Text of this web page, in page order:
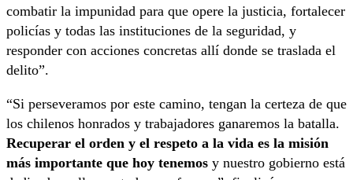
combatir la impunidad para que opere la justicia, fortalecer
policías y todas las instituciones de la seguridad, y
responder con acciones concretas allí donde se traslada el
delito”.
“Si perseveramos por este camino, tengan la certeza de que
los chilenos honrados y trabajadores ganaremos la batalla.
Recuperar el orden y el respeto a la vida es la misión
más importante que hoy tenemos y nuestro gobierno está